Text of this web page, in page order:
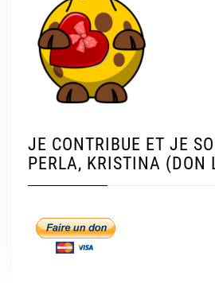
JE CONTRIBUE ET JE
PERLA, KRISTINA (DON